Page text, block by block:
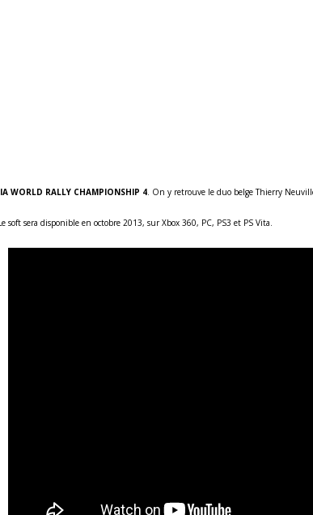
WORLD RALLY CHAMPIONSHIP 4. On y retrouve le duo belge Thierry
sera disponible en octobre 2013, sur Xbox 360, PC, PS3 et PS Vita.